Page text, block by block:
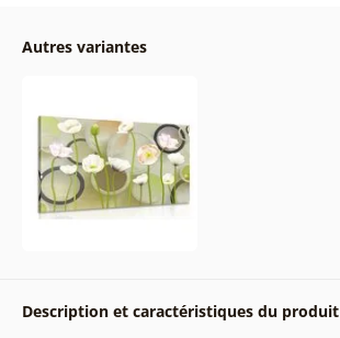
Autres variantes
Description et caractéristiques du produit